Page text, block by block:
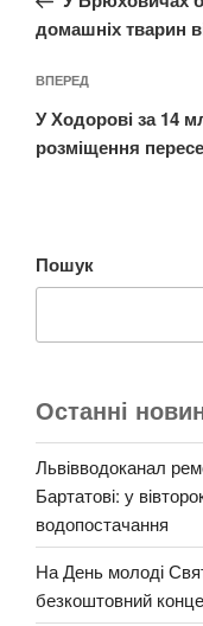
домашніх тварин
Наступний
запис
ВПЕРЕД
У Ходорові за 14
розміщення
Пошук
Останні
Львівводоканал
Бартатові: у
водопостачання
На День молоді
безкоштовний